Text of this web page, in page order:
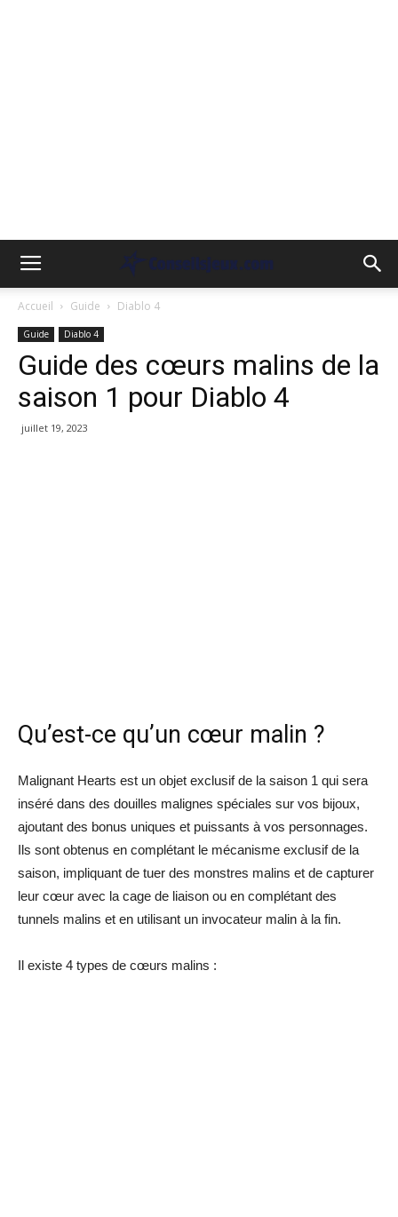
Accueil Guide Diablo 4
Guide Diablo 4
Guide des cœurs malins de la
saison 1 pour Diablo 4
juillet 19, 2023
Qu’est-ce qu’un cœur malin ?
Malignant Hearts est un objet exclusif de la saison 1 qui sera
inséré dans des douilles malignes spéciales sur vos bijoux,
ajoutant des bonus uniques et puissants à vos personnages.
Ils sont obtenus en complétant le mécanisme exclusif de la
saison, impliquant de tuer des monstres malins et de capturer
leur cœur avec la cage de liaison ou en complétant des
tunnels malins et en utilisant un invocateur malin à la fin.
Il existe 4 types de cœurs malins :